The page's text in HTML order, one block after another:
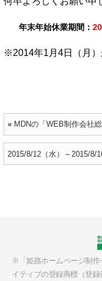
年末年始休業期間：
※2014年1月4日（月）
« MDNの「WEB制作会社
2015/8/12（水）～2015/8/
※「姫路ホームページ制作
イティブの登録商標（登録